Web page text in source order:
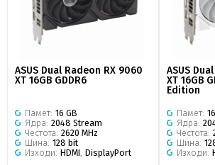
ASUS Dual Radeon RX 9060
XT 16GB GDDR6
Памет: 16 GB
Ядра: 2048 Stream
Честота: 2620 MHz
Шина: 128 bit
Изходи: HDMI DisplayPort
ASUS
XT 16GB
Edition
Памет:
Ядра:
Честота:
Шина:
Изходи: